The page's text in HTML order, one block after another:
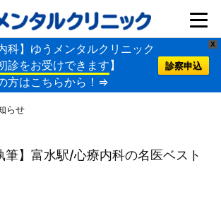
X
科】ゆうメンタルクリニック
診をお受けできます】
方はこちらから！⇒
診察申込
らせ
】富水駅/心療内科の名医ベスト